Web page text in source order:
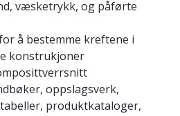
væsketrykk, og påførte
å bestemme kreftene i
konstrukjoner
oppslagsverk,
produktkataloger,